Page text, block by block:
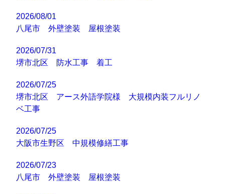
2026/08/01
八尾市 外壁塗装 屋根塗装
2026/07/31
堺市北区 防水工事 着工
2026/07/25
堺市北区 アース外語学院様 大規模内装フルリノ
ベ工事
2026/07/25
大阪市生野区 中規模修繕工事
2026/07/23
八尾市 外壁塗装 屋根塗装